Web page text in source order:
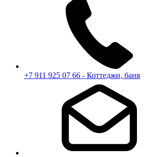
+7 911 925 07 66 - Коттеджи, баня